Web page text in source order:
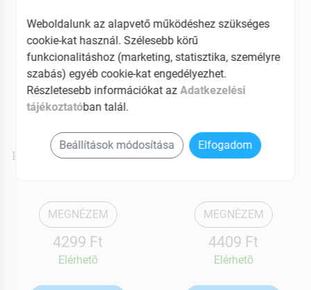
Dr.immun
Hajszépség tabletta 60 db
MEGNÉZEM
4299 Ft
Elérhetõ
Dr.immun
Prostaticum komplex
MEGNÉZEM
4409 Ft
Elérhetõ
Weboldalunk az alapvető működéshez szükséges
cookie-kat használ. Szélesebb körű
funkcionalitáshoz (marketing, statisztika, személyre
szabás) egyéb cookie-kat engedélyezhet.
Részletesebb információkat azAdatkezelési
tájékoztatóban talál.
Beállítások módosítása Elfogadom